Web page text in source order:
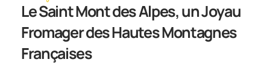
Le Saint Mont des Alpes, un Joyau
Fromager des Hautes Montagnes
Françaises